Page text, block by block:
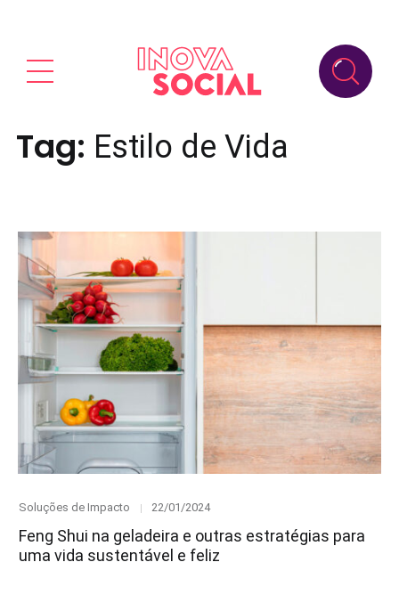
Tag: Estilo de Vida
Category
Soluções de Impacto
Posted
22/01/2024
Feng Shui na geladeira e outras estratégias para
uma vida sustentável e feliz